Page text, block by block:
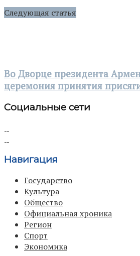
Следующая статья
Во Дворце президента
церемония принятия
Социальные сети
Навигация
Государство
Культура
Общество
Официальная хроника
Регион
Спорт
Экономика